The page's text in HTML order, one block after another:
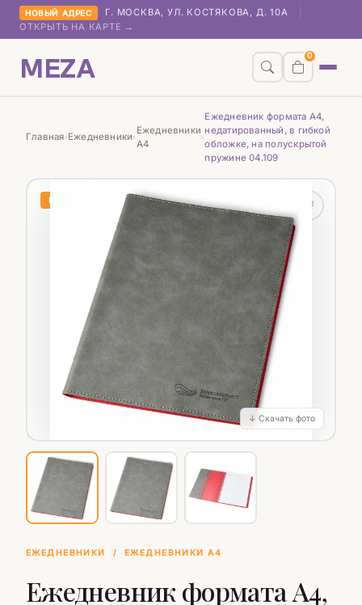
НОВЫЙ АДРЕС Г. МОСКВА, УЛ. КОСТЯКОВА, Д. 10А
ОТКРЫТЬ НА КАРТЕ →
MEZA 0
Главная›Ежедневники›
Ежедневники
А4
›
Ежедневник формата А4,
недатированный, в гибкой
обложке, на полускрытой
пружине 04.109
НОВИНКА ♡
↓ Скачать фото
ЕЖЕДНЕВНИКИ / ЕЖЕДНЕВНИКИ А4
Ежедневник формата А4,